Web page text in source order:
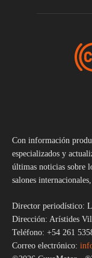
Con información
especializados y
últimas noticias sobre
salones
Director periodístico:
Dirección: Arístides
Teléfono: +54 261
Correo electrónico: